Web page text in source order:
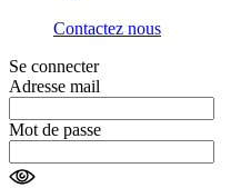
Contactez nous
Se connecter
Adresse mail
Mot de passe